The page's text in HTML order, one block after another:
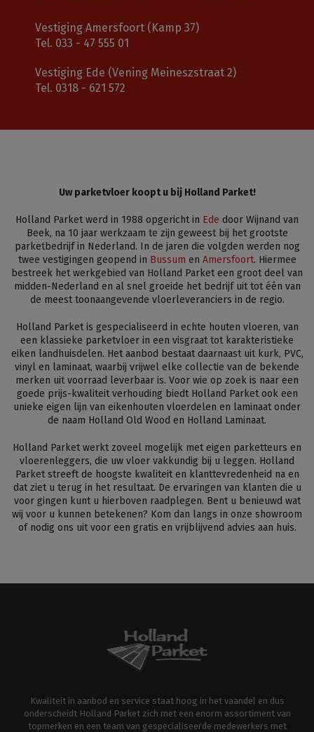
Vestiging Amersfoort (Kamp 37)
Tel. 033 - 47 555 01
Vestiging Ede (Vening Meineszstraat 2)
Tel. 0318 - 621 572
Uw parketvloer koopt u bij Holland Parket!
Holland Parket werd in 1988 opgericht in Ede door Wijnand van
Beek, na 10 jaar werkzaam te zijn geweest bij het grootste
parketbedrijf in Nederland. In de jaren die volgden werden nog
twee vestigingen geopend in Bussum en Amersfoort. Hiermee
bestreek het werkgebied van Holland Parket een groot deel van
midden-Nederland en al snel groeide het bedrijf uit tot één van
de meest toonaangevende vloerleveranciers in de regio.
Holland Parket is gespecialiseerd in echte houten vloeren, van
een klassieke parketvloer in een visgraat tot karakteristieke
eiken landhuisdelen. Het aanbod bestaat daarnaast uit kurk, PVC,
vinyl en laminaat, waarbij vrijwel elke collectie van de bekende
merken uit voorraad leverbaar is. Voor wie op zoek is naar een
goede prijs-kwaliteit verhouding biedt Holland Parket ook een
unieke eigen lijn van eikenhouten vloerdelen en laminaat onder
de naam Holland Old Wood en Holland Laminaat.
Holland Parket werkt zoveel mogelijk met eigen parketteurs en
vloerenleggers, die uw vloer vakkundig bij u leggen. Holland
Parket streeft de hoogste kwaliteit en klanttevredenheid na en
dat ziet u terug in het resultaat. De ervaringen van klanten die u
voor gingen kunt u hierboven raadplegen. Bent u benieuwd wat
wij voor u kunnen betekenen? Kom dan langs in onze showroom
of nodig ons uit voor een gratis en vrijblijvend advies aan huis.
Kwaliteit in aanbod en service staat hoog in het vaandel en dus
onderscheidt Holland Parket zich met een enorm assortiment van
topmerken en een team van gespecialiseerde medewerkers met